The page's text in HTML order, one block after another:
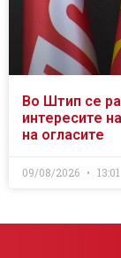
Во Штип се
интересите
на огласите
09/08/2026 13:01